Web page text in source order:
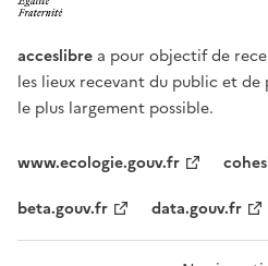
acceslibre a pour objectif de
les lieux recevant du public et
le plus largement possible.
www.ecologie.gouv.fr
beta.gouv.fr
data.gouv.fr